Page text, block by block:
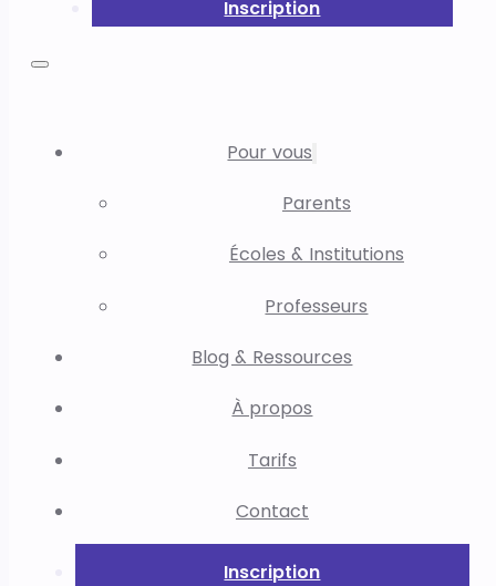
Inscription
Pour vous
Parents
Écoles & Institutions
Professeurs
Blog & Ressources
À propos
Tarifs
Contact
Inscription